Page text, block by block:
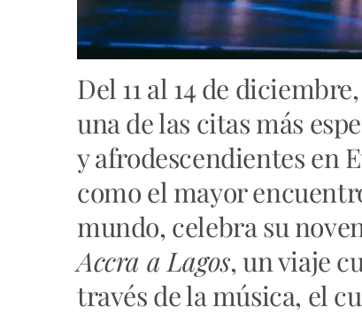
Del 11 al 14 de
una de las citas más
y afrodescendientes en
como el mayor
mundo, celebra su
Accra a Lagos, un viaje
través de la música, el